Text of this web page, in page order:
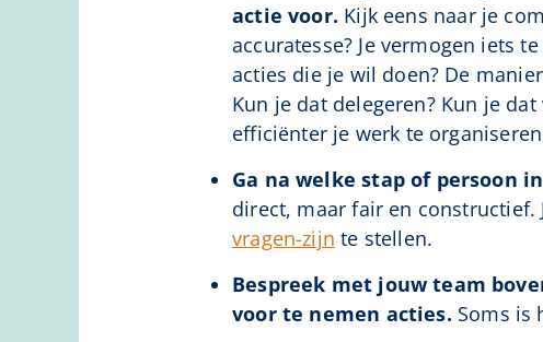
actie voor. Kijk eens naar je
accuratesse? Je vermogen iets
acties die je wil doen? De
Kun je dat delegeren? Kun je
efficiënter je werk te
Ga na welke stap of persoon
direct, maar fair en constructief.
vragen-zijn te stellen.
Bespreek met jouw team
voor te nemen acties. Soms is